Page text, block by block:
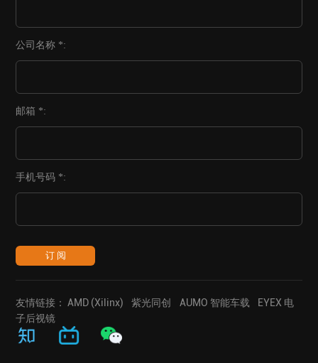
公司名称 *:
邮箱 *:
手机号码 *:
订 阅
友情链接： AMD (Xilinx) 紫光同创 AUMO 智能车载
EYEX 电
子后视镜